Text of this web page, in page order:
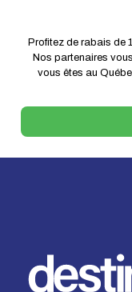
Profitez de rabais de
Nos partenaires
vous êtes au